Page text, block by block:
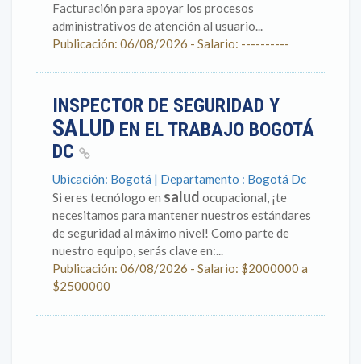
Facturación para apoyar los procesos
administrativos de atención al usuario...
Publicación: 06/08/2026 - Salario: ----------
INSPECTOR DE SEGURIDAD Y
SALUD EN EL TRABAJO BOGOTÁ
DC
Ubicación: Bogotá | Departamento : Bogotá Dc
Si eres tecnólogo en salud ocupacional, ¡te
necesitamos para mantener nuestros estándares
de seguridad al máximo nivel! Como parte de
nuestro equipo, serás clave en:...
Publicación: 06/08/2026 - Salario: $2000000 a
$2500000